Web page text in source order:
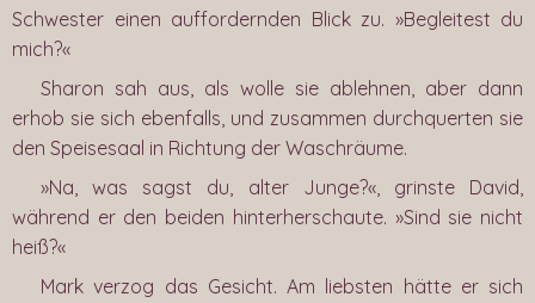
Schwester einen auffordernden Blick zu. »Begleitest du
mich?«
Sharon sah aus, als wolle sie ablehnen, aber dann
erhob sie sich ebenfalls, und zusammen durchquerten sie
den Speisesaal in Richtung der Waschräume.
»Na, was sagst du, alter Junge?«, grinste David,
während er den beiden hinterherschaute. »Sind sie nicht
heiß?«
Mark verzog das Gesicht. Am liebsten hätte er sich